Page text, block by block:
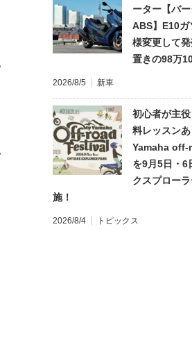
ーター【バ
ABS】E10ガ
様変更して
置きの98万
2026/8/5 新車
初心者が主
料レッスン
Yamaha off-
を9月5日・6
クスプロー
施！
2026/8/4 トピックス